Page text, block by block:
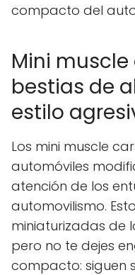
compacto del
Mini muscle
bestias de
estilo
Los mini muscle
automóviles
atención de los
automovilismo.
miniaturizadas de
pero no te dejes
compacto: siguen